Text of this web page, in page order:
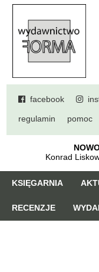
facebook
regulamin pomoc
Konrad
KSIĘGARNIA
RECENZJE